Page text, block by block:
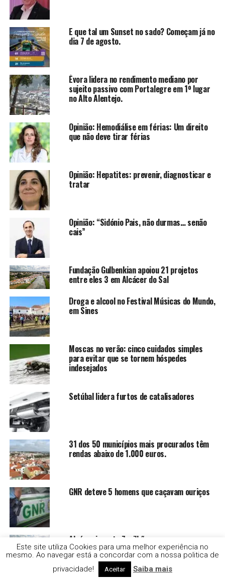
E que tal um Sunset no sado? Começam já no
dia 7 de agosto.
Évora lidera no rendimento mediano por
sujeito passivo com Portalegre em 1º lugar
no Alto Alentejo.
Opinião: Hemodiálise em férias: Um direito
que não deve tirar férias
Opinião: Hepatites: prevenir, diagnosticar e
tratar
Opinião: “Sidónio Pais, não durmas… senão
cais”
Fundação Gulbenkian apoiou 21 projetos
entre eles 3 em Alcácer do Sal
Droga e alcool no Festival Músicas do Mundo,
em Sines
Moscas no verão: cinco cuidados simples
para evitar que se tornem hóspedes
indesejados
Setúbal lidera furtos de catalisadores
31 dos 50 municípios mais procurados têm
rendas abaixo de 1.000 euros.
GNR deteve 5 homens que caçavam ouriços
Alcácer investe 7 milhões no
desenvolvimento económico e na valorização
ambiental
Comerciantes de Alcácer do Sal continuam
Este site utiliza Cookies para uma melhor experiência no
mesmo. Ao navegar está a concordar com a nossa politica de
privacidade!
Aceitar Saiba mais